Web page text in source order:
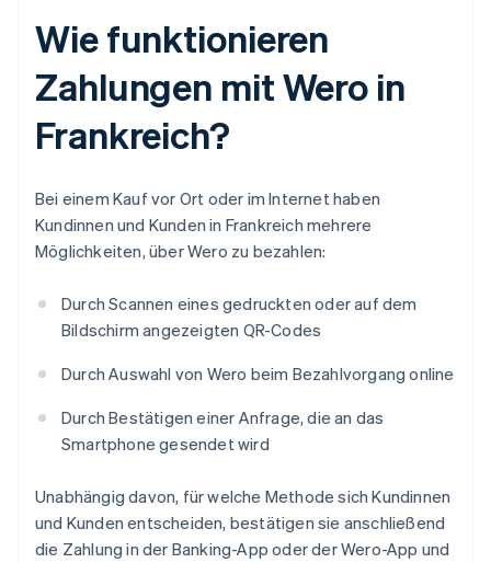
Wie funktionieren
Zahlungen mit Wero in
Frankreich?
Bei einem Kauf vor Ort oder im Internet haben
Kundinnen und Kunden in Frankreich mehrere
Möglichkeiten, über Wero zu bezahlen:
Durch Scannen eines gedruckten oder auf dem
Bildschirm angezeigten QR-Codes
Durch Auswahl von Wero beim Bezahlvorgang online
Durch Bestätigen einer Anfrage, die an das
Smartphone gesendet wird
Unabhängig davon, für welche Methode sich Kundinnen
und Kunden entscheiden, bestätigen sie anschließend
die Zahlung in der Banking-App oder der Wero-App und